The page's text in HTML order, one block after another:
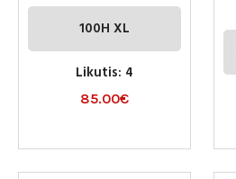
100H XL
Likutis: 4
85.00€